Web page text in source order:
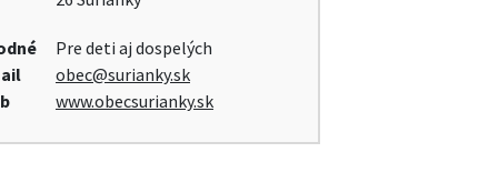
Pre deti aj dospelých
obec@surianky.sk
www.obecsurianky.sk